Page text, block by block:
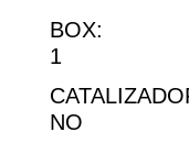
BOX:
1
NO